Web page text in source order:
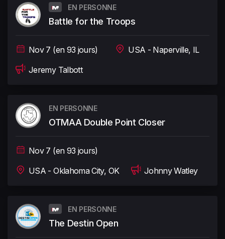
EN PERSONNE
Battle for the Troops
Nov 7 (en 93 jours)
USA - Naperville, IL
Jeremy Talbott
EN PERSONNE
OTMAA Double Point Closer
Nov 7 (en 93 jours)
USA - Oklahoma City, OK
Johnny Watley
EN PERSONNE
The Destin Open